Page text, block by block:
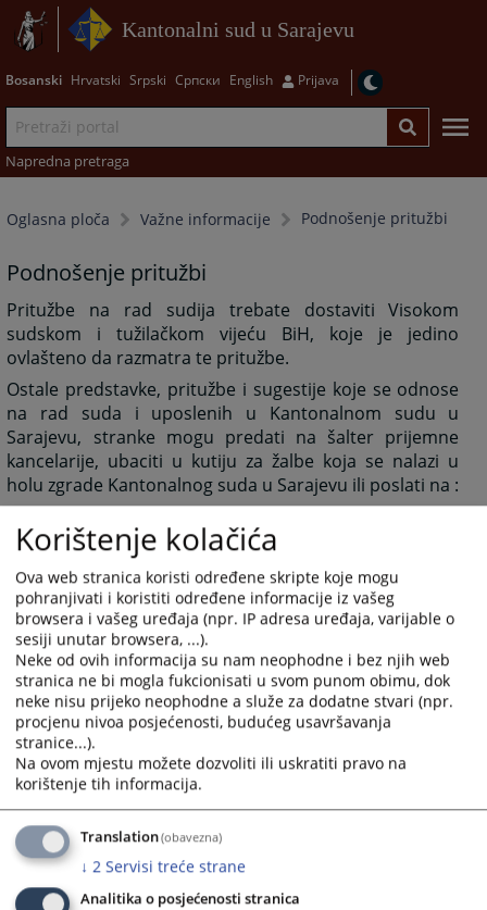
Kantonalni sud u Sarajevu
Bosanski Hrvatski Srpski Српски English Prijava
Napredna pretraga
Oglasna ploča Važne informacije Podnošenje pritužbi
Podnošenje pritužbi
Pritužbe na rad sudija trebate dostaviti Visokom
sudskom i tužilačkom vijeću BiH, koje je jedino
ovlašteno da razmatra te pritužbe.
Ostale predstavke, pritužbe i sugestije koje se odnose
na rad suda i uposlenih u Kantonalnom sudu u
Sarajevu, stranke mogu predati na šalter prijemne
kancelarije, ubaciti u kutiju za žalbe koja se nalazi u
holu zgrade Kantonalnog suda u Sarajevu ili poslati na :
9388PREGLEDA
Korištenje kolačića
Ova web stranica koristi određene skripte koje mogu
pohranjivati i koristiti određene informacije iz vašeg
browsera i vašeg uređaja (npr. IP adresa uređaja, varijable o
sesiji unutar browsera, ...).
Neke od ovih informacija su nam neophodne i bez njih web
stranica ne bi mogla fukcionisati u svom punom obimu, dok
neke nisu prijeko neophodne a služe za dodatne stvari (npr.
procjenu nivoa posjećenosti, budućeg usavršavanja
stranice...).
Na ovom mjestu možete dozvoliti ili uskratiti pravo na
korištenje tih informacija.
Translation(obavezna)
↓ 2 Servisi treće strane
Analitika o posjećenosti stranica